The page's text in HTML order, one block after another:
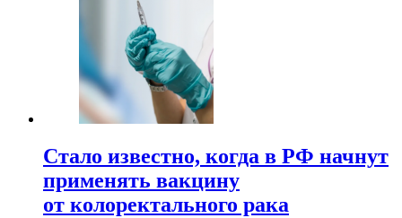
Стало известно, когда в РФ начнут
применять вакцину
от колоректального рака